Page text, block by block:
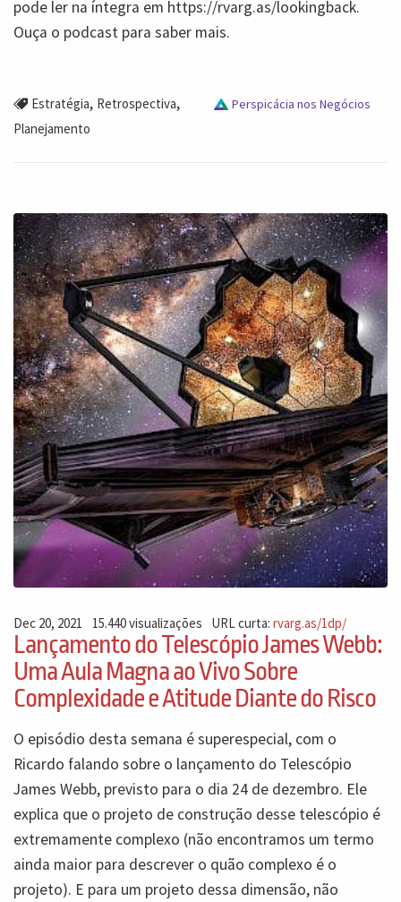
pode ler na íntegra em https://rvarg.as/lookingback.
Ouça o podcast para saber mais.
Estratégia, Retrospectiva,
Planejamento
Perspicácia nos Negócios
Dec 20, 2021 15.440 visualizações URL curta:rvarg.as/1dp/
Lançamento do Telescópio James Webb:
Uma Aula Magna ao Vivo Sobre
Complexidade e Atitude Diante do Risco
O episódio desta semana é superespecial, com o
Ricardo falando sobre o lançamento do Telescópio
James Webb, previsto para o dia 24 de dezembro. Ele
explica que o projeto de construção desse telescópio é
extremamente complexo (não encontramos um termo
ainda maior para descrever o quão complexo é o
projeto). E para um projeto dessa dimensão, não